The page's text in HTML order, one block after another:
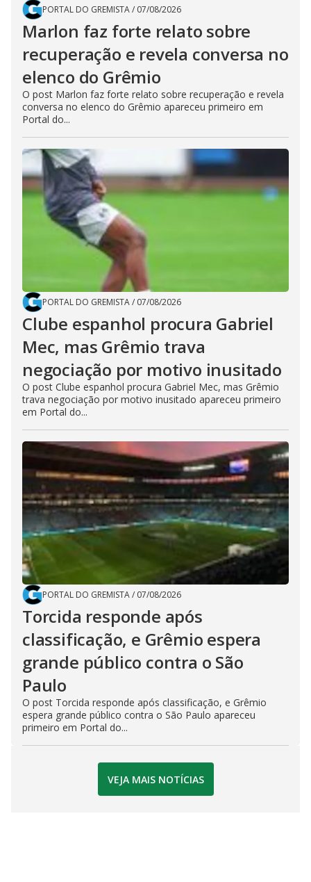
PORTAL DO GREMISTA/ 07/08/2026
Marlon faz forte relato sobre
recuperação e revela conversa no
elenco do Grêmio
O post Marlon faz forte relato sobre recuperação e revela
conversa no elenco do Grêmio apareceu primeiro em
Portal do...
PORTAL DO GREMISTA/ 07/08/2026
Clube espanhol procura Gabriel
Mec, mas Grêmio trava
negociação por motivo inusitado
O post Clube espanhol procura Gabriel Mec, mas Grêmio
trava negociação por motivo inusitado apareceu primeiro
em Portal do...
PORTAL DO GREMISTA/ 07/08/2026
Torcida responde após
classificação, e Grêmio espera
grande público contra o São
Paulo
O post Torcida responde após classificação, e Grêmio
espera grande público contra o São Paulo apareceu
primeiro em Portal do...
VEJA MAIS NOTÍCIAS